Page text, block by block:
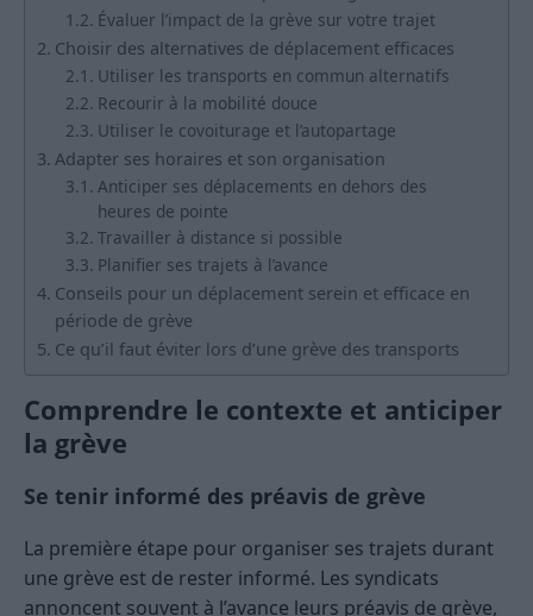
Évaluer l’impact de la grève sur votre trajet
Choisir des alternatives de déplacement efficaces
Utiliser les transports en commun alternatifs
Recourir à la mobilité douce
Utiliser le covoiturage et l’autopartage
Adapter ses horaires et son organisation
Anticiper ses déplacements en dehors des
heures de pointe
Travailler à distance si possible
Planifier ses trajets à l’avance
Conseils pour un déplacement serein et efficace en
période de grève
Ce qu’il faut éviter lors d’une grève des transports
Comprendre le contexte et anticiper
la grève
Se tenir informé des préavis de grève
La première étape pour organiser ses trajets durant
une grève est de rester informé. Les syndicats
annoncent souvent à l’avance leurs préavis de grève,